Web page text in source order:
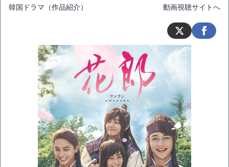
韓国ドラマ（作品紹介） 動画視聴サイトへ